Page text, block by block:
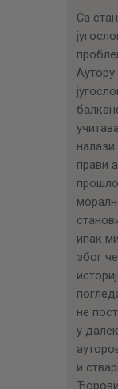
Са
Аутору
прави
ипак
због
не
у
и